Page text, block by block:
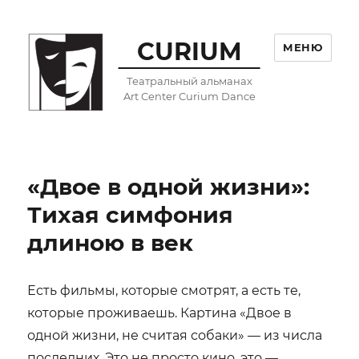
CURIUM
Театральный альманах
Art Center Curium Dance
МЕНЮ
«Двое в одной жизни»:
Тихая симфония
длиною в век
Есть фильмы, которые смотрят, а есть те,
которые проживаешь. Картина «Двое в
одной жизни, не считая собаки» — из числа